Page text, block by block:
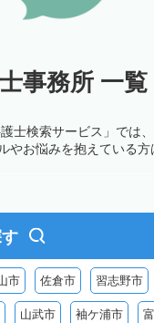
事務所 一覧
士検索サービス」では
やお悩みを抱えている
市 佐倉市 習志野市
山武市 袖ケ浦市